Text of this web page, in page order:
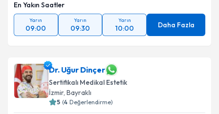
En Yakın Saatler
Yarın
09:00
Yarın
09:30
Yarın
10:00 Daha Fazla
Dr. Uğur Dinçer
Sertifikalı Medikal Estetik
İzmir, Bayraklı
5 (4 Değerlendirme)